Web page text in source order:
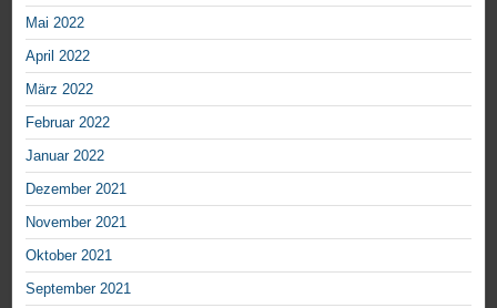
Mai 2022
April 2022
März 2022
Februar 2022
Januar 2022
Dezember 2021
November 2021
Oktober 2021
September 2021